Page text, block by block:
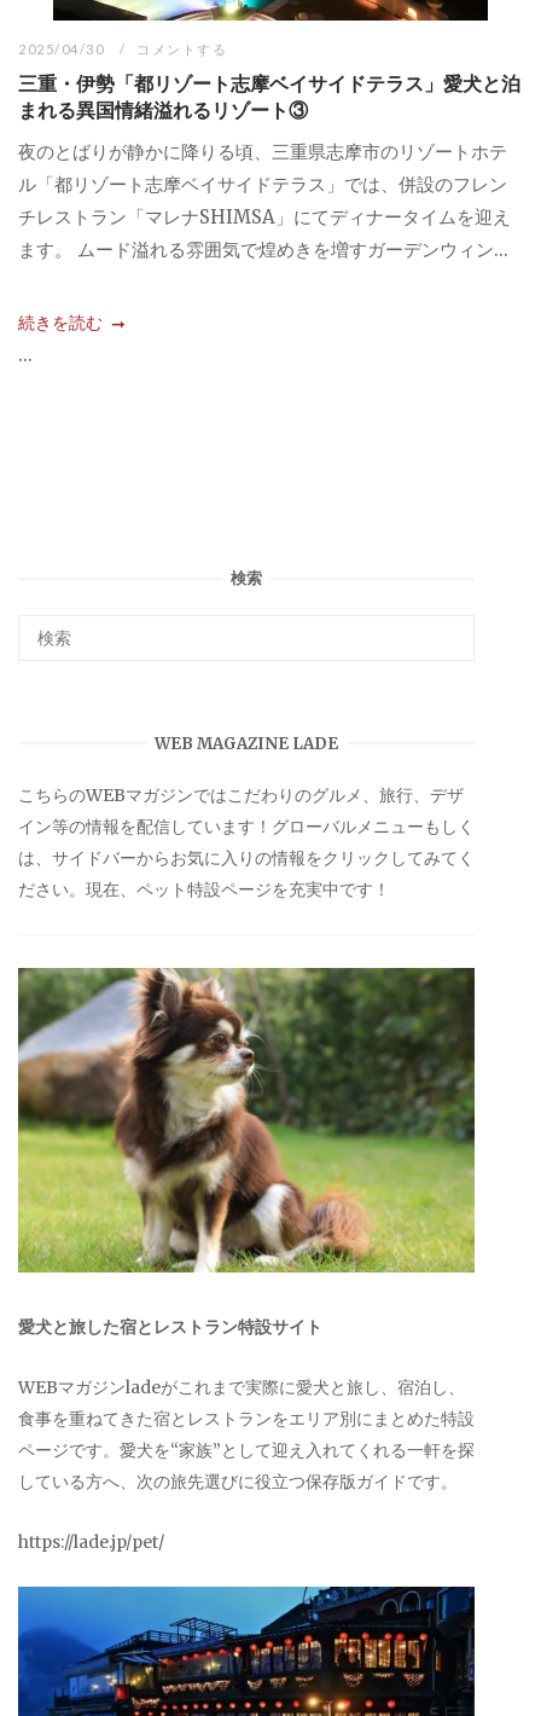
2025/04/30 コメントする
三重・伊勢「都リゾート志摩ベイサイドテラス」愛犬と泊
まれる異国情緒溢れるリゾート③
夜のとばりが静かに降りる頃、三重県志摩市のリゾートホテ
ル「都リゾート志摩ベイサイドテラス」では、併設のフレン
チレストラン「マレナSHIMSA」にてディナータイムを迎え
ます。 ムード溢れる雰囲気で煌めきを増すガーデンウィン...
続きを読む
...
検索
WEB MAGAZINE LADE
こちらのWEBマガジンではこだわりのグルメ、旅行、デザ
イン等の情報を配信しています！グローバルメニューもしく
は、サイドバーからお気に入りの情報をクリックしてみてく
ださい。現在、ペット特設ページを充実中です！
愛犬と旅した宿とレストラン特設サイト
WEBマガジンladeがこれまで実際に愛犬と旅し、宿泊し、
食事を重ねてきた宿とレストランをエリア別にまとめた特設
ページです。愛犬を“家族”として迎え入れてくれる一軒を探
している方へ、次の旅先選びに役立つ保存版ガイドです。
https://lade.jp/pet/